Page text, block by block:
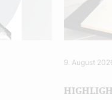
9. August